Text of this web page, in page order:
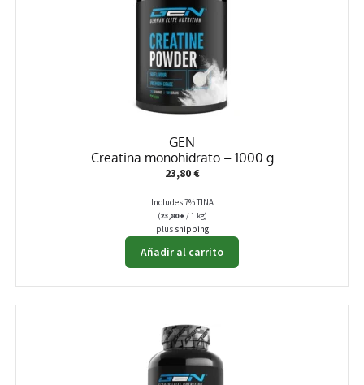
GEN
Creatina monohidrato – 1000 g
23,80€
Includes 7% TINA
(23,80€/ 1 kg)
plus shipping
Añadir al carrito